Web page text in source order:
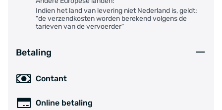
Indien het land van levering niet Nederland is, geldt:
"de verzendkosten worden berekend volgens de
tarieven van de vervoerder"
Betaling
Contant
Online betaling